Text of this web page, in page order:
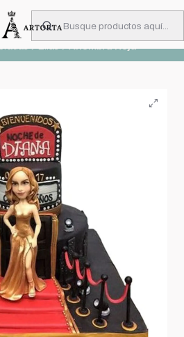
ANTICIPACIÓN
Ellas Alfombra Roja